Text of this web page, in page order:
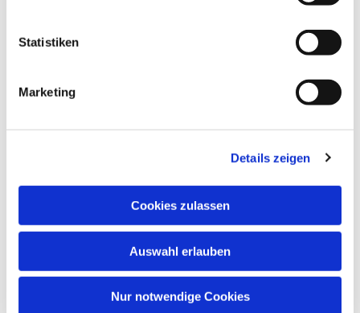
Statistiken
Marketing
Details zeigen
Cookies zulassen
Auswahl erlauben
Nur notwendige Cookies